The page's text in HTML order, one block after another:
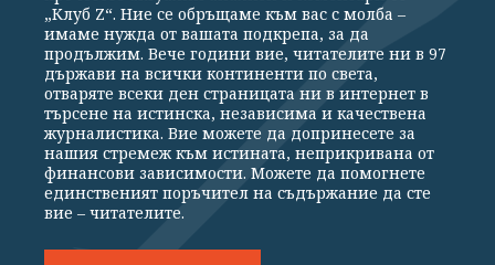
Общи условия
Политика за поверителност
Реклама
Партньори Контакти
За Клуб Z
Екип
Подкрепете ни
Издател на www.clubz.bg е „Клуб Зебра Медия“ ЕООД, София, ул. "Алеко
Константинов" 3. Всички права запазени 2026 „Клуб Зебра Медия“
Препечатването на материали, снимки и видео от www.clubz.bg без
„Клуб Z“. Ние се обръщаме към вас с молба –
имаме нужда от вашата подкрепа, за да
продължим. Вече години вие, читателите ни в 97
държави на всички континенти по света,
отваряте всеки ден страницата ни в интернет в
търсене на истинска, независима и качествена
журналистика. Вие можете да допринесете за
нашия стремеж към истината, неприкривана от
финансови зависимости. Можете да помогнете
единственият поръчител на съдържание да сте
вие – читателите.